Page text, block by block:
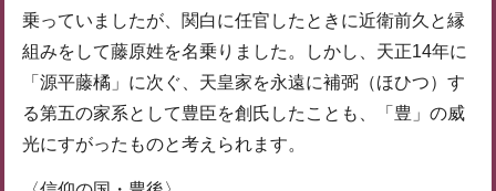
乗っていましたが、関白に任官したときに近衛前久と縁
組みをして藤原姓を名乗りました。しかし、天正14年に
「源平藤橘」に次ぐ、天皇家を永遠に補弼（ほひつ）す
る第五の家系として豊臣を創氏したことも、「豊」の威
光にすがったものと考えられます。